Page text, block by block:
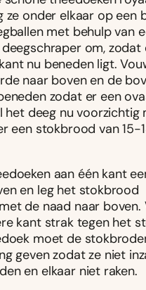
ze onder elkaar op een
met behulp van
om, zodat
nu beneden ligt.
naar boven en de
zodat er een
het deeg nu voorzichtig
een stokbrood van 15-
aan één kant
en leg het stokbrood
de naad naar boven.
kant strak tegen het
moet de
geven zodat ze niet
en elkaar niet raken.